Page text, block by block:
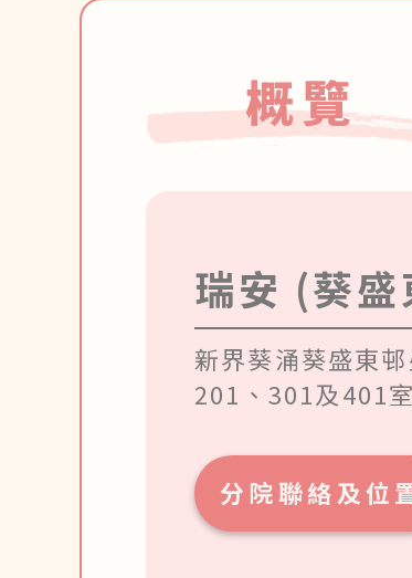
概覽
瑞安 (葵盛
新界葵涌葵盛東
201、301及401室
分院聯絡及位